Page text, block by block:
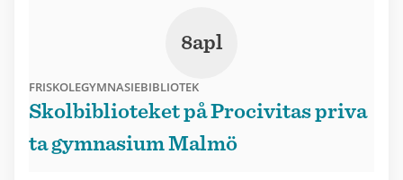
8apl
FRISKOLEGYMNASIEBIBLIOTEK
Skolbiblioteket på Procivitas priva
ta gymnasium Malmö